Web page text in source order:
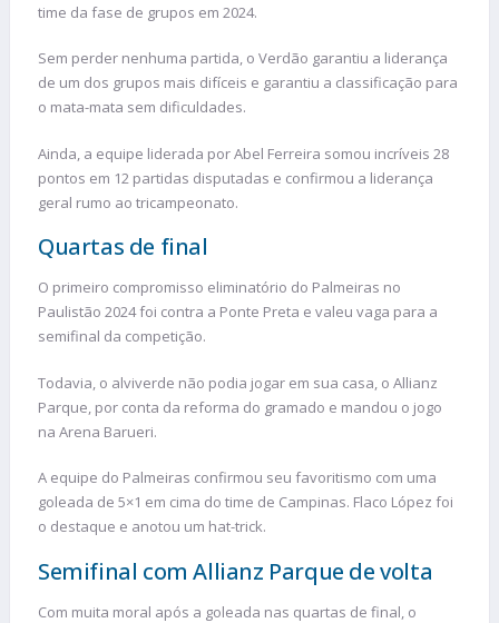
time da fase de grupos em 2024.
Sem perder nenhuma partida, o Verdão garantiu a liderança
de um dos grupos mais difíceis e garantiu a classificação para
o mata-mata sem dificuldades.
Ainda, a equipe liderada por Abel Ferreira somou incríveis 28
pontos em 12 partidas disputadas e confirmou a liderança
geral rumo ao tricampeonato.
Quartas de final
O primeiro compromisso eliminatório do Palmeiras no
Paulistão 2024 foi contra a Ponte Preta e valeu vaga para a
semifinal da competição.
Todavia, o alviverde não podia jogar em sua casa, o Allianz
Parque, por conta da reforma do gramado e mandou o jogo
na Arena Barueri.
A equipe do Palmeiras confirmou seu favoritismo com uma
goleada de 5×1 em cima do time de Campinas. Flaco López foi
o destaque e anotou um hat-trick.
Semifinal com Allianz Parque de volta
Com muita moral após a goleada nas quartas de final, o